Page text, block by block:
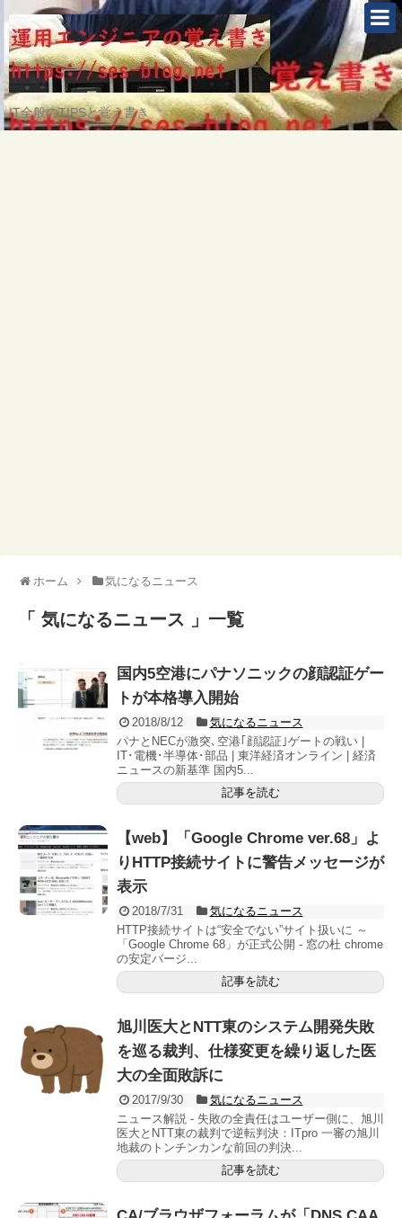
IT全般のTIPSと覚え書き
ホーム 気になるニュース
「 気になるニュース 」一覧
国内5空港にパナソニックの顔認証ゲー
トが本格導入開始
2018/8/12
気になるニュース
パナとNECが激突､空港｢顔認証｣ゲートの戦い |
IT･電機･半導体･部品 | 東洋経済オンライン | 経済
ニュースの新基準 国内5...
記事を読む
【web】「Google Chrome ver.68」よ
りHTTP接続サイトに警告メッセージが
表示
2018/7/31
気になるニュース
HTTP接続サイトは“安全でない”サイト扱いに ～
「Google Chrome 68」が正式公開 - 窓の杜 chrome
の安定バージ...
記事を読む
旭川医大とNTT東のシステム開発失敗
を巡る裁判、仕様変更を繰り返した医
大の全面敗訴に
2017/9/30
気になるニュース
ニュース解説 - 失敗の全責任はユーザー側に、旭川
医大とNTT東の裁判で逆転判決：ITpro 一審の旭川
地裁のトンチンカンな前回の判決...
記事を読む